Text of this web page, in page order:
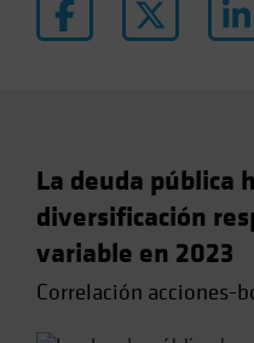
Japan - 日本
La deuda pública
diversificación
variable en 2023
Correlación acciones-